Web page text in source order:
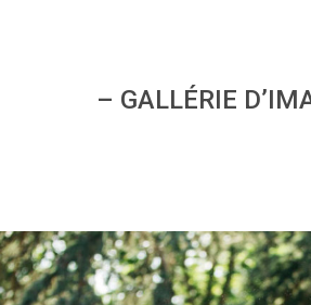
– GALLÉRIE